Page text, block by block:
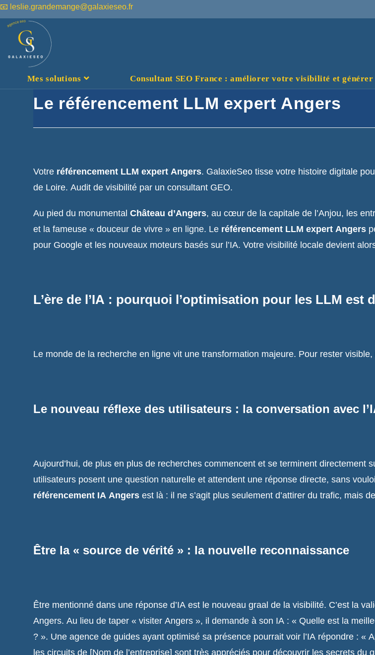
📧 leslie.grandemange@galaxieseo.fr
Mes solutions Consultant SEO France : améliorer votre visibilité et générer
Le référencement LLM expert Angers
Votre référencement LLM expert Angers. GalaxieSeo tisse votre histoire digitale
de Loire. Audit de visibilité par un consultant GEO.
Au pied du monumentalChâteau d’Angers, au cœur de la capitale de l’Anjou, les
et la fameuse « douceur de vivre » en ligne. Le référencement LLM expert Angers
pour Google et les nouveaux moteurs basés sur l’IA. Votre visibilité locale devient
L’ère de l’IA : pourquoi l’optimisation pour les LLM est
Le monde de la recherche en ligne vit une transformation majeure. Pour rester
Le nouveau réflexe des utilisateurs : la conversation avec
Aujourd’hui, de plus en plus de recherches commencent et se terminent directement
utilisateurs posent une question naturelle et attendent une réponse directe, sans
référencement IA Angers est là : il ne s’agit plus seulement d’attirer du trafic, mais
Être la « source de vérité » : la nouvelle reconnaissance
Être mentionné dans une réponse d’IA est le nouveau graal de la visibilité. C’est la
Angers. Au lieu de taper « visiter Angers », il demande à son IA : « Quelle est la
? ». Une agence de guides ayant optimisé sa présence pourrait voir l’IA répondre : «
les circuits de [Nom de l’entreprise] sont très appréciés pour découvrir les secrets du